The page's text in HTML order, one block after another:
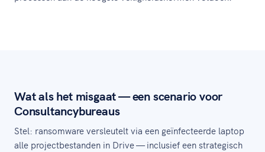
Wat als het misgaat — een scenario voor
Consultancybureaus
Stel: ransomware versleutelt via een geïnfecteerde laptop
alle projectbestanden in Drive — inclusief een strategisch